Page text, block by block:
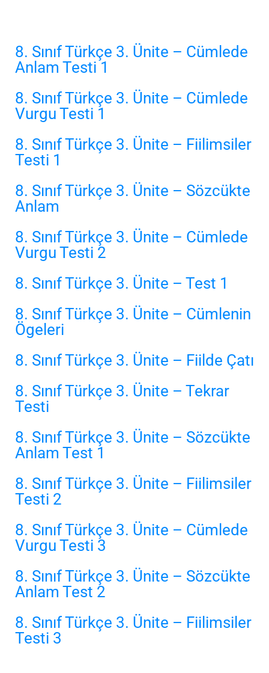
8. Sınıf Türkçe 3. Ünite – Cümlede
Anlam Testi 1
8. Sınıf Türkçe 3. Ünite – Cümlede
Vurgu Testi 1
8. Sınıf Türkçe 3. Ünite – Fiilimsiler
Testi 1
8. Sınıf Türkçe 3. Ünite – Sözcükte
Anlam
8. Sınıf Türkçe 3. Ünite – Cümlede
Vurgu Testi 2
8. Sınıf Türkçe 3. Ünite – Test 1
8. Sınıf Türkçe 3. Ünite – Cümlenin
Ögeleri
8. Sınıf Türkçe 3. Ünite – Fiilde Çatı
8. Sınıf Türkçe 3. Ünite – Tekrar
Testi
8. Sınıf Türkçe 3. Ünite – Sözcükte
Anlam Test 1
8. Sınıf Türkçe 3. Ünite – Fiilimsiler
Testi 2
8. Sınıf Türkçe 3. Ünite – Cümlede
Vurgu Testi 3
8. Sınıf Türkçe 3. Ünite – Sözcükte
Anlam Test 2
8. Sınıf Türkçe 3. Ünite – Fiilimsiler
Testi 3